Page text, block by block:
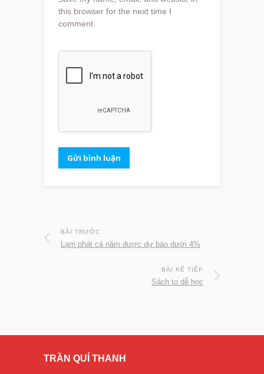
this browser for the next time I
comment.
BÀI TRƯỚC
Lạm phát cả năm được dự báo dưới 4%
BÀI KẾ TIẾP
Sách to dễ học
TRẦN QUÍ THANH